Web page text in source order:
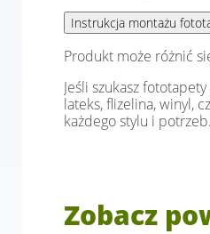
Produkt może różnić
Jeśli szukasz
lateks, flizelina, winyl,
każdego stylu i
Zobacz